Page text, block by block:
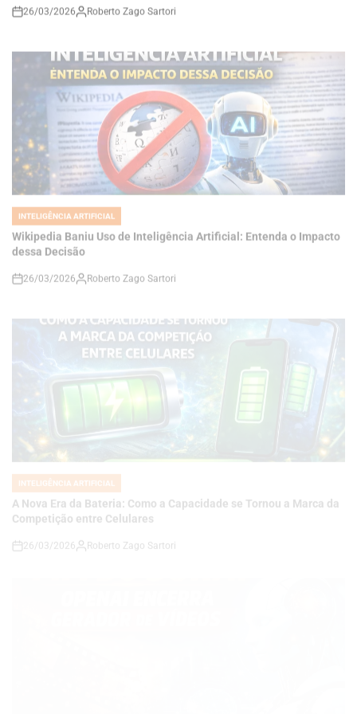
POSTED
INTELIGÊNCIA ARTIFICIAL
Wikipedia Baniu Uso de Inteligência Artificial: Entenda o Impacto
dessa Decisão
on
26/03/2026 Roberto Zago Sartori
A Nova Era da Bateria: Como a Capacidade se Tornou a Marca da
Competição entre Celulares
on
26/03/2026 Roberto Zago Sartori